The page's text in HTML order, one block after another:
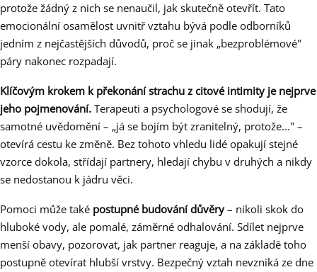
protože žádný z nich se nenaučil, jak skutečně otevřít. Tato
emocionální osamělost uvnitř vztahu bývá podle odborníků
jedním z nejčastějších důvodů, proč se jinak „bezproblémové"
páry nakonec rozpadají.
Klíčovým krokem k překonání strachu z citové intimity je nejprve
jeho pojmenování. Terapeuti a psychologové se shodují, že
samotné uvědomění – „já se bojím být zranitelný, protože..." –
otevírá cestu ke změně. Bez tohoto vhledu lidé opakují stejné
vzorce dokola, střídají partnery, hledají chybu v druhých a nikdy
se nedostanou k jádru věci.
Pomoci může také postupné budování důvěry– nikoli skok do
hluboké vody, ale pomalé, záměrné odhalování. Sdílet nejprve
menší obavy, pozorovat, jak partner reaguje, a na základě toho
postupně otevírat hlubší vrstvy. Bezpečný vztah nevzniká ze dne